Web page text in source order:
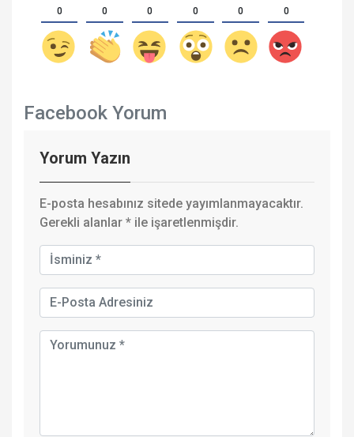
0 0 0 0 0 0
Facebook Yorum
Yorum Yazın
E-posta hesabınız sitede yayımlanmayacaktır.
Gerekli alanlar * ile işaretlenmişdir.